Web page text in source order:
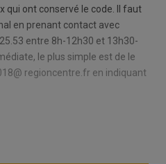
qui ont conservé le code. Il faut
en prenant contact avec
entre 8h-12h30 et 13h30-
le plus simple est de le
regioncentre.fr en indiquant